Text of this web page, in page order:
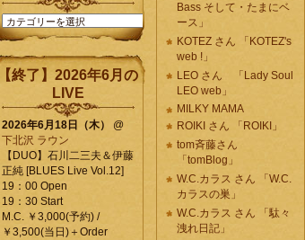
カ
テ
リ
ー
【終了】2026年6月の
LIVE
2026年6月18日（木）
@
下北沢 ラウン
【DUO】石川二三夫＆伊藤
正純 [BLUES Live Vol.12]
19：00 Open
19：30 Start
M.C. ￥3,000(予約) /
￥3,500(当日)＋Order
Bass そして・たまにベ
ース」
KOTEZ さん 「KOTEZ's
web !」
LEO さん 「Lady Soul
LEO web」
MILKY MAMA
ROIKI さん 「ROIKI」
tom斉藤さん
「tomBlog」
W.C.カラス さん 「W.C.
カラスの巣」
W.C.カラス さん 「駄々
洩れ日記」